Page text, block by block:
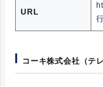
URL
コーキ株式会社（テ